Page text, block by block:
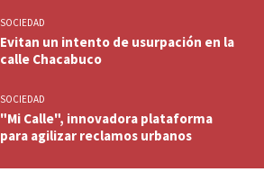
SOCIEDAD
Evitan un intento de usurpación en la
calle Chacabuco
SOCIEDAD
"Mi Calle", innovadora plataforma
para agilizar reclamos urbanos